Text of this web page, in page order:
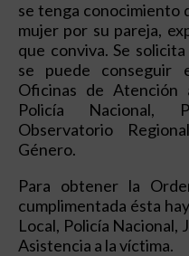
se tenga conocimiento
mujer por su pareja,
que conviva. Se
se puede conseguir
Oficinas de Atención
Policía Nacional,
Observatorio
Género.
Para obtener la
cumplimentada ésta
Local, Policía Nacional,
Asistencia a la víctima.